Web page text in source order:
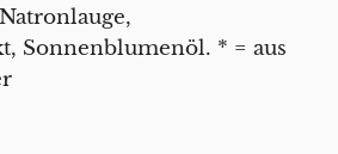
Sonnenblumenöl. * = aus